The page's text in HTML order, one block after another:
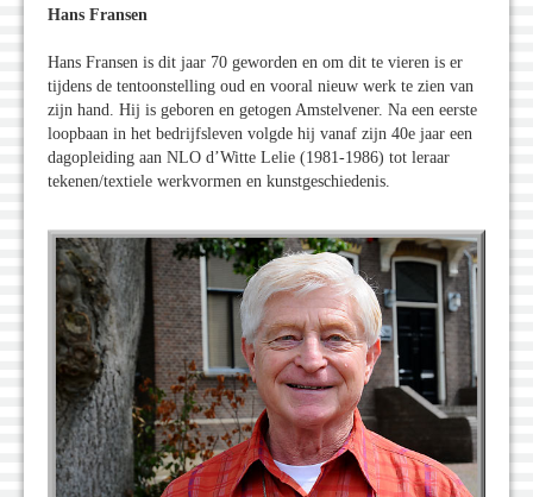
Hans Fransen
Hans Fransen is dit jaar 70 geworden en om dit te vieren is er
tijdens de tentoonstelling oud en vooral nieuw werk te zien van
zijn hand. Hij is geboren en getogen Amstelvener. Na een eerste
loopbaan in het bedrijfsleven volgde hij vanaf zijn 40e jaar een
dagopleiding aan NLO d’Witte Lelie (1981-1986) tot leraar
tekenen/textiele werkvormen en kunstgeschiedenis.